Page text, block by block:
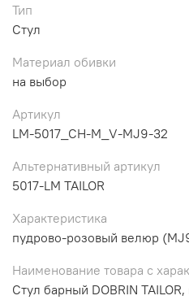
Тип
Стул
Материал обивки
на выбор
Артикул
LM-5017_CH-M_V-MJ9-32
Альтернативный артикул
5017-LM TAILOR
Характеристика
пудрово-розовый велюр
Наименование товара с
Стул барный DOBRIN